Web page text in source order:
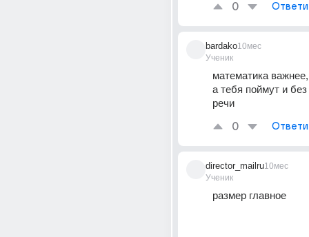
0
bardako
Ученик
10мес
математика
а тебя поймут и без
речи
0
director_mailru
Ученик
10мес
размер главное